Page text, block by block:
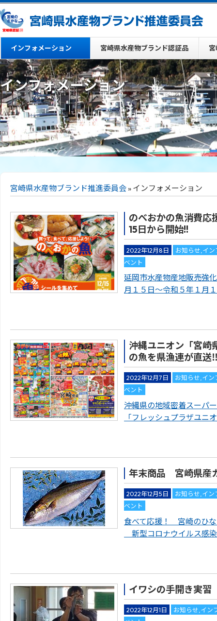
インフォメーション 宮崎県水産物ブランド認証品
インフォメーション
宮崎県水産物ブランド推進委員会» インフォメーション
のべおかの魚消費応
15日から開始!!
2022年12月8日 お知らせ イン
ベント
延岡市水産物産地販売強
月１５日～令和５年１月
沖縄ユニオン「宮崎
の魚を県漁連が直送
2022年12月7日 お知らせ イン
ベント
沖縄県の地域密着スーパ
「フレッシュプラザユニ
年末商品 宮崎県産
2022年12月5日 お知らせ イン
ベント
食べて応援！ 宮崎のひ
新型コロナウイルス感
イワシの手開き実習
2022年12月1日 お知らせ イン